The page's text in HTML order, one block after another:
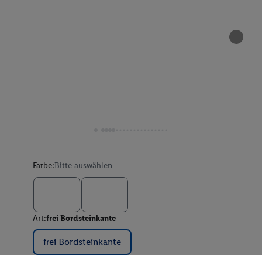
Farbe:Bitte auswählen
Art:frei Bordsteinkante
frei Bordsteinkante